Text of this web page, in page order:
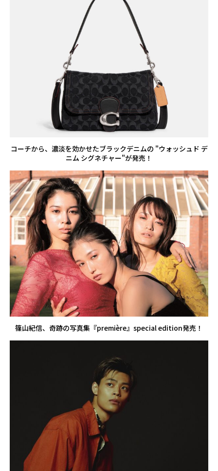
コーチから、濃淡を効かせたブラックデニムの "ウォッシュド デ
ニム シグネチャー"が発売！
篠山紀信、奇跡の写真集『première』special edition発売！